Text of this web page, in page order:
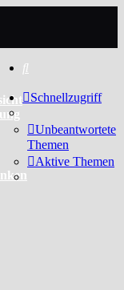
Schnellzugriff
Unbeantwortete
Themen
Aktive Themen